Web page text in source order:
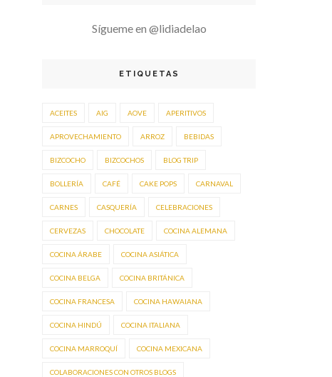
Sígueme en @lidiadelao
ETIQUETAS
ACEITES AIG AOVE APERITIVOS
APROVECHAMIENTO ARROZ BEBIDAS
BIZCOCHO BIZCOCHOS BLOG TRIP
BOLLERÍA CAFÉ CAKE POPS CARNAVAL
CARNES CASQUERÍA CELEBRACIONES
CERVEZAS CHOCOLATE COCINA ALEMANA
COCINA ÁRABE COCINA ASIÁTICA
COCINA BELGA COCINA BRITÁNICA
COCINA FRANCESA COCINA HAWAIANA
COCINA HINDÚ COCINA ITALIANA
COCINA MARROQUÍ COCINA MEXICANA
COLABORACIONES CON OTROS BLOGS